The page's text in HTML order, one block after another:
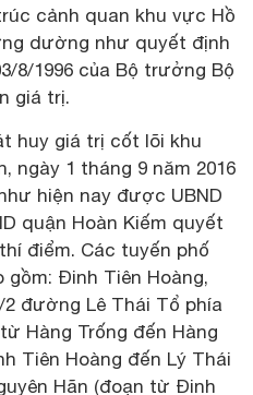
cảnh quan khu vực Hồ
dường như quyết định
8/1996 của Bộ trưởng Bộ
giá trị.
huy giá trị cốt lõi khu
ngày 1 tháng 9 năm 2016
hiện nay được UBND
quận Hoàn Kiếm quyết
điểm. Các tuyến phố
gồm: Đinh Tiên Hoàng,
2 đường Lê Thái Tổ phía
Hàng Trống đến Hàng
Tiên Hoàng đến Lý Thái
Hãn (đoạn từ Đinh